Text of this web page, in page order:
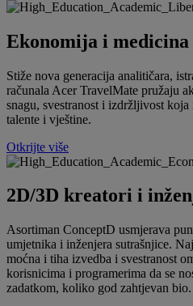
Ekonomija i medicina
Stiže nova generacija analitičara,
računala Acer TravelMate pružaju
snagu, svestranost i izdržljivost
talente i vještine.
Otkrijte više
2D/3D kreatori i
Asortiman ConceptD usmjerava
umjetnika i inženjera sutrašnjice.
moćna i tiha izvedba i svestranost
korisnicima i programerima da se
zadatkom, koliko god zahtjevan bio.